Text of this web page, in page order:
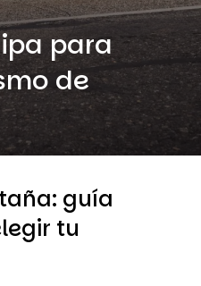
para
de
guía
tu